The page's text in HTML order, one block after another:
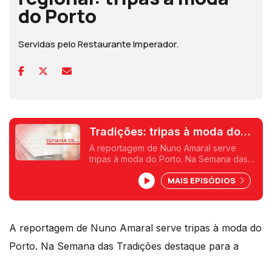
do Porto
Servidas pelo Restaurante Imperador.
Tradições: tripas à moda do
Porto
A reportagem de Nuno Amaral serve
tripas à moda do Porto. Na Semana das
regional portuguesa. Cozinhamos dois
pratos por dia na sua versão original.
MAIS EPISÓDIOS
A reportagem de Nuno Amaral serve tripas à moda do
Porto. Na Semana das Tradições destaque para a